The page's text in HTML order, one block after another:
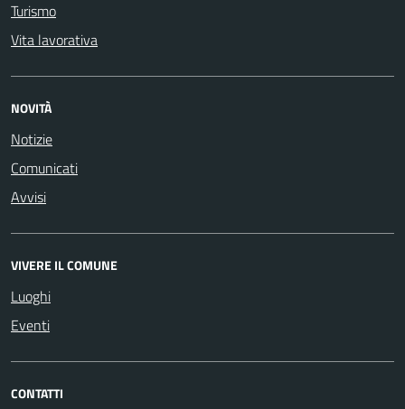
Turismo
Vita lavorativa
NOVITÀ
Notizie
Comunicati
Avvisi
VIVERE IL COMUNE
Luoghi
Eventi
CONTATTI